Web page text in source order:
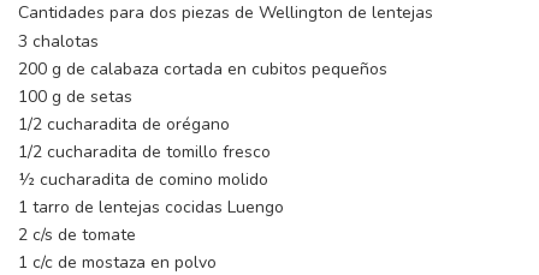
Cantidades para dos piezas de Wellington de lentejas
3 chalotas
200 g de calabaza cortada en cubitos pequeños
100 g de setas
1/2 cucharadita de orégano
1/2 cucharadita de tomillo fresco
½ cucharadita de comino molido
1 tarro de lentejas cocidas Luengo
2 c/s de tomate
1 c/c de mostaza en polvo